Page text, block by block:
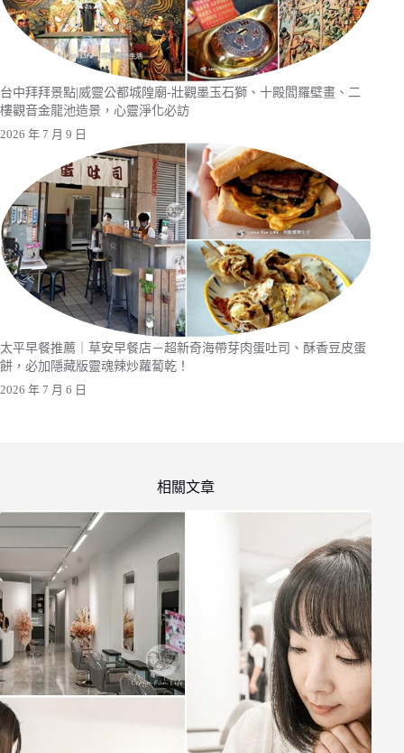
台中拜拜景點|威靈公都城隍廟-壯觀墨玉石獅、十殿閻羅壁畫、二
樓觀音金龍池造景，心靈淨化必訪
2026 年 7 月 9 日
太平早餐推薦｜草安早餐店－超新奇海帶芽肉蛋吐司、酥香豆皮蛋
餅，必加隱藏版靈魂辣炒蘿蔔乾！
2026 年 7 月 6 日
相關文章